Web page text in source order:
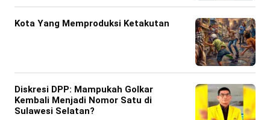
Kota Yang Memproduksi Ketakutan
Diskresi DPP: Mampukah Golkar
Kembali Menjadi Nomor Satu di
Sulawesi Selatan?